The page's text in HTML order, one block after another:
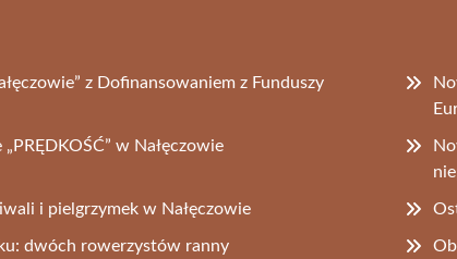
z Dofinansowaniem z Funduszy
w Nałęczowie
i pielgrzymek w Nałęczowie
dwóch rowerzystów ranny